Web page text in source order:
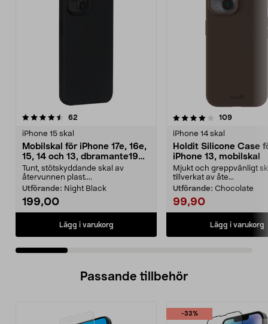
62
iPhone 15 skal
Mobilskal för iPhone 17e, 16e,
15, 14 och 13, dbramante1928
Greenland
Tunt, stötskyddande skal av
återvunnen plast....
Utförande: Night Black
199,00
Lägg i varukorg
4.0 av 5 stjärnor 109
iPhone 14 skal
Holdit Silicone Case
iPhone 13, mobilskal
Mjukt och greppvänligt
tillverkat av åte...
Utförande: Chocolate
99,90
Lägg i varukorg
4.5 av 5 stjärnor
Passande tillbehör
-33%